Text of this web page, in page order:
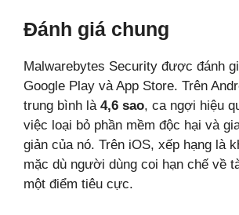
Đánh giá chung
Malwarebytes Security được đánh
Google Play và App Store. Trên
trung bình là 4,6 sao, ca ngợi hiệu
việc loại bỏ phần mềm độc hại và
giản của nó. Trên iOS, xếp hạng là
mặc dù người dùng coi hạn chế về
một điểm tiêu cực.